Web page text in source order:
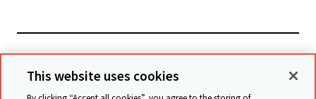
檢視相關網站
This website uses cookies